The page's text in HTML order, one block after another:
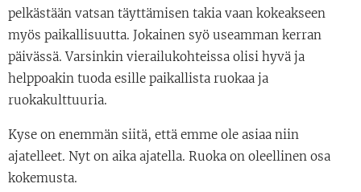
pelkästään vatsan täyttämisen takia vaan kokeakseen
myös paikallisuutta. Jokainen syö useamman kerran
päivässä. Varsinkin vierailukohteissa olisi hyvä ja
helppoakin tuoda esille paikallista ruokaa ja
ruokakulttuuria.
Kyse on enemmän siitä, että emme ole asiaa niin
ajatelleet. Nyt on aika ajatella. Ruoka on oleellinen osa
kokemusta.